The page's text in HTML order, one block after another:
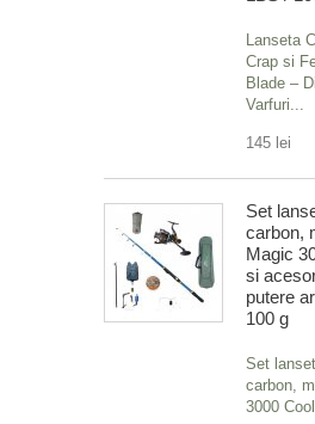
Lanseta
Crap si
Blade –
Varfuri...
145 lei
Set
carbon,
Magic
si
putere
100 g
Set
carbon,
3000